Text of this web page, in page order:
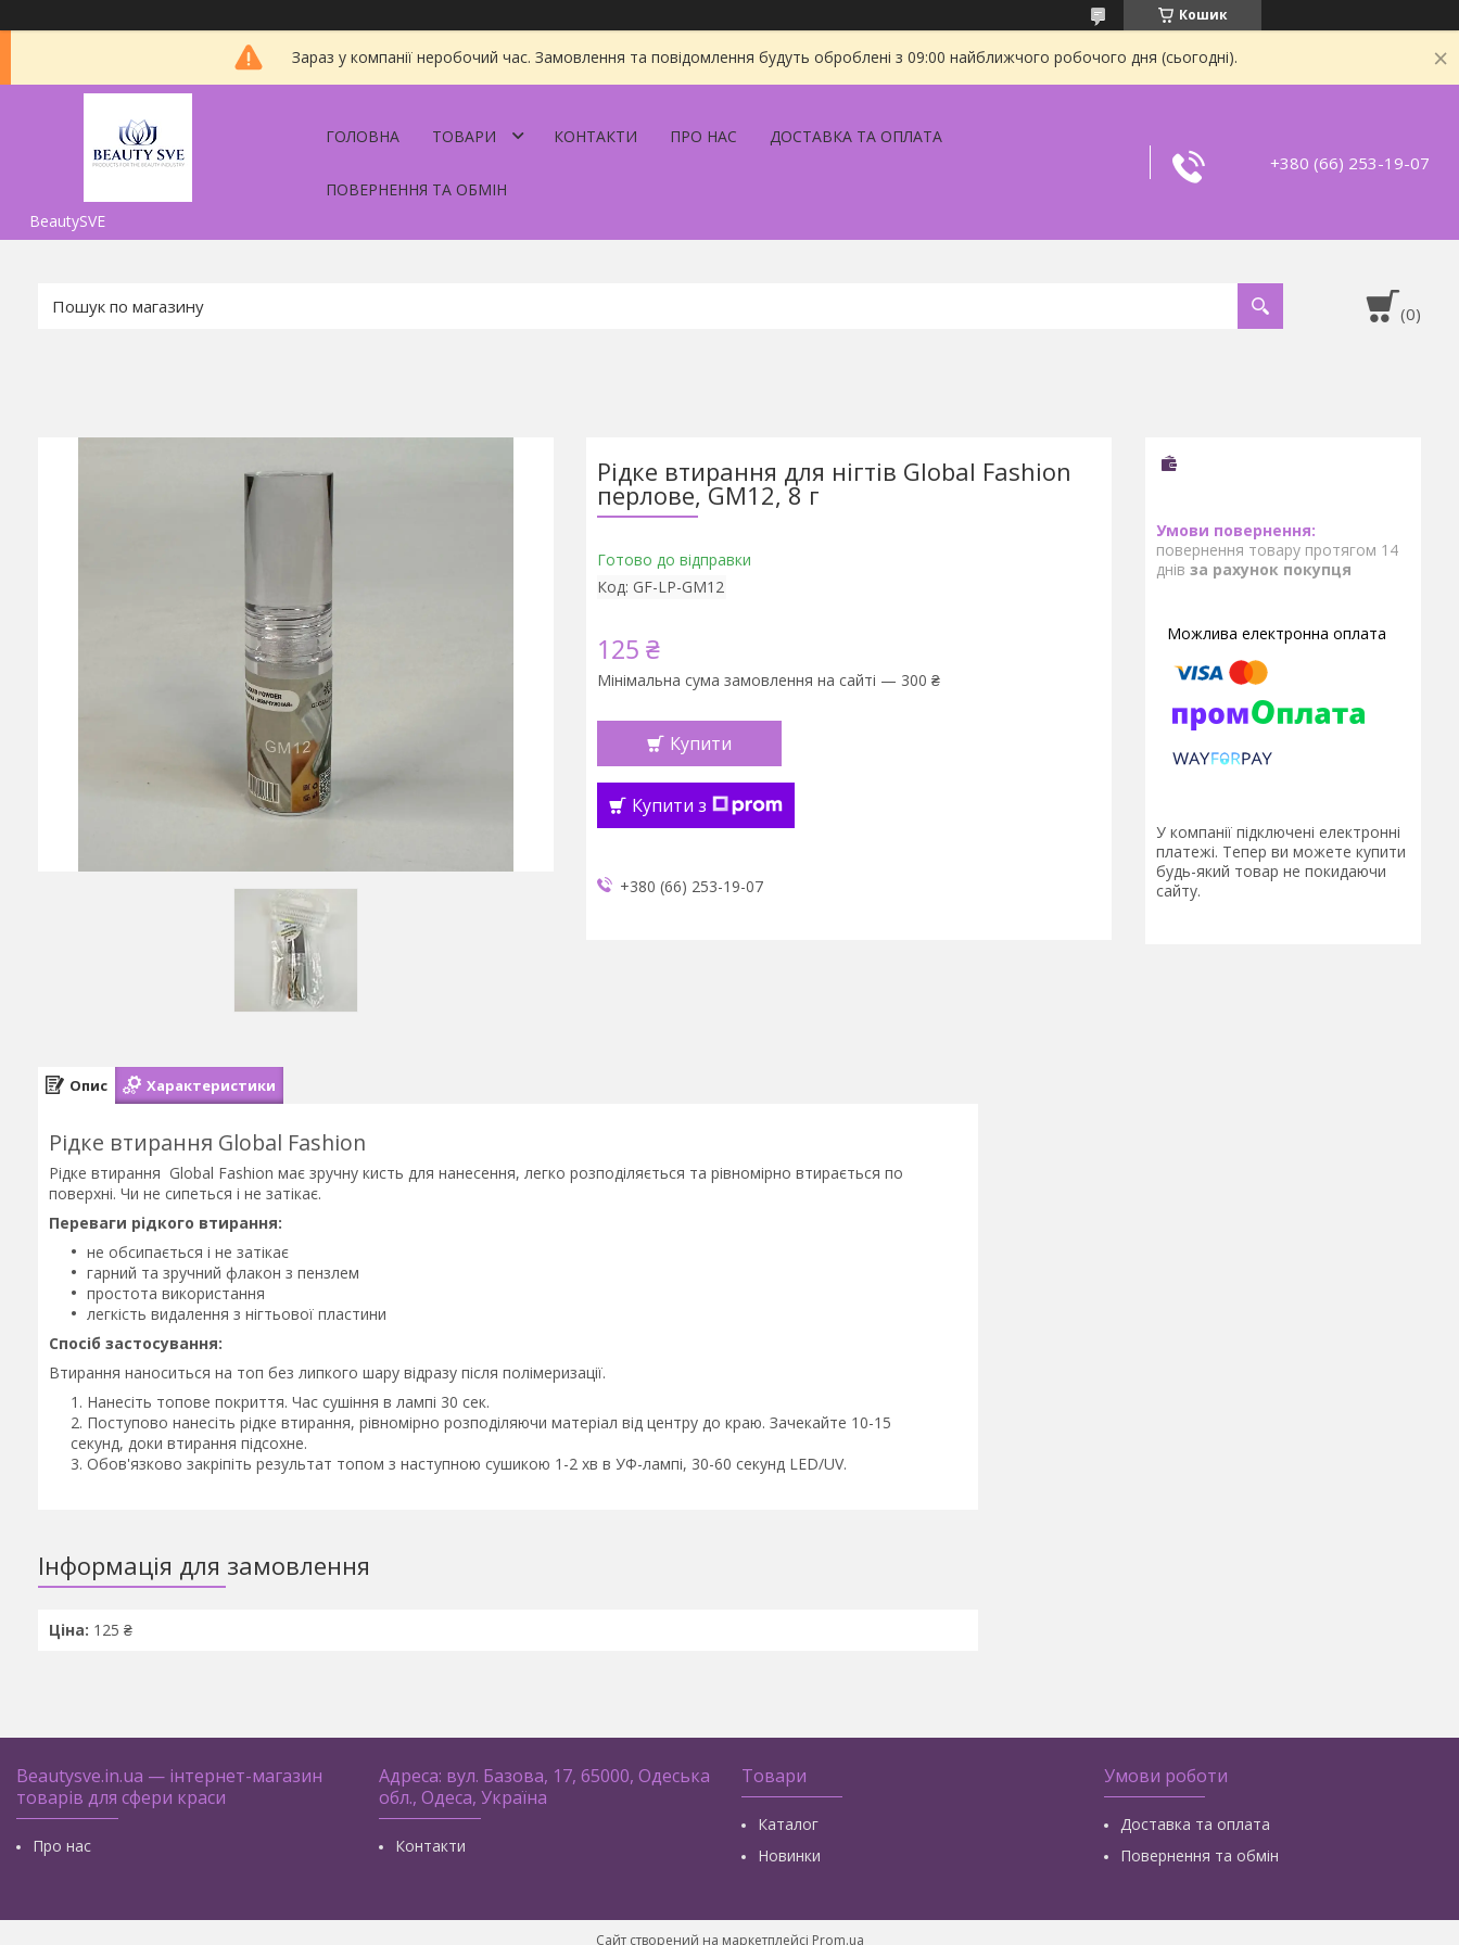
Кошик
Зараз у компанії неробочий час. Замовлення та повідомлення будуть оброблені з 09:00 найближчого робочого дня (сьогодні).
BeautySVE
ГОЛОВНА ТОВАРИ КОНТАКТИ ПРО НАС ДОСТАВКА ТА ОПЛАТА
ПОВЕРНЕННЯ ТА ОБМІН
+380 (66) 253-19-07
Рідке втирання для нігтів Global Fashion
перлове, GM12, 8 г
Готово до відправки
Код: GF-LP-GM12
125 ₴
Мінімальна сума замовлення на сайті — 300 ₴
Купити
Купити з
+380 (66) 253-19-07
повернення товару протягом 14
днів за рахунок покупця
У компанії підключені електронні
платежі. Тепер ви можете купити
будь-який товар не покидаючи
сайту.
Опис Характеристики
Рідке втирання Global Fashion
Рідке втирання Global Fashion має зручну кисть для нанесення, легко розподіляється та рівномірно втирається по
поверхні. Чи не сипеться і не затікає.
Переваги рідкого втирання:
не обсипається і не затікає
гарний та зручний флакон з пензлем
простота використання
легкість видалення з нігтьової пластини
Спосіб застосування:
Втирання наноситься на топ без липкого шару відразу після полімеризації.
Нанесіть топове покриття. Час сушіння в лампі 30 сек.
Поступово нанесіть рідке втирання, рівномірно розподіляючи матеріал від центру до краю. Зачекайте 10-15
секунд, доки втирання підсохне.
Обов'язково закріпіть результат топом з наступною сушикою 1-2 хв в УФ-лампі, 30-60 секунд LED/UV.
Інформація для замовлення
Ціна: 125 ₴
Beautysve.in.ua — інтернет-магазин
товарів для сфери краси
Про нас
Адреса: вул. Базова, 17, 65000, Одеська
обл., Одеса, Україна
Контакти
Товари
Каталог
Новинки
Умови роботи
Доставка та оплата
Повернення та обмін
Сайт створений на маркетплейсі Prom.ua